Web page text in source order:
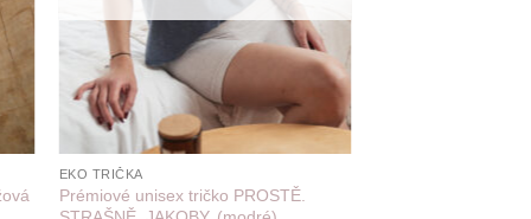
+
EKO TRIČKA
Prémiové unisex tričko PROSTĚ.